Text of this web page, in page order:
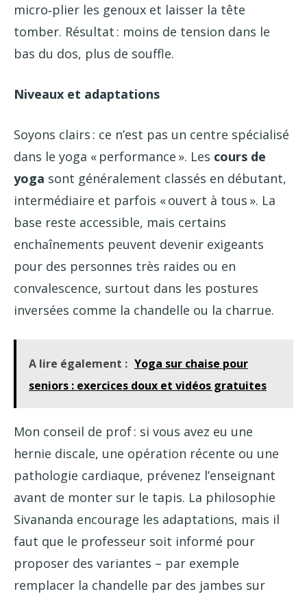
micro‑plier les genoux et laisser la tête
tomber. Résultat : moins de tension dans le
bas du dos, plus de souffle.
Niveaux et adaptations
Soyons clairs : ce n’est pas un centre spécialisé
dans le yoga « performance ». Les cours de
yoga sont généralement classés en débutant,
intermédiaire et parfois « ouvert à tous ». La
base reste accessible, mais certains
enchaînements peuvent devenir exigeants
pour des personnes très raides ou en
convalescence, surtout dans les postures
inversées comme la chandelle ou la charrue.
A lire également : Yoga sur chaise pour
seniors : exercices doux et vidéos gratuites
Mon conseil de prof : si vous avez eu une
hernie discale, une opération récente ou une
pathologie cardiaque, prévenez l’enseignant
avant de monter sur le tapis. La philosophie
Sivananda encourage les adaptations, mais il
faut que le professeur soit informé pour
proposer des variantes – par exemple
remplacer la chandelle par des jambes sur